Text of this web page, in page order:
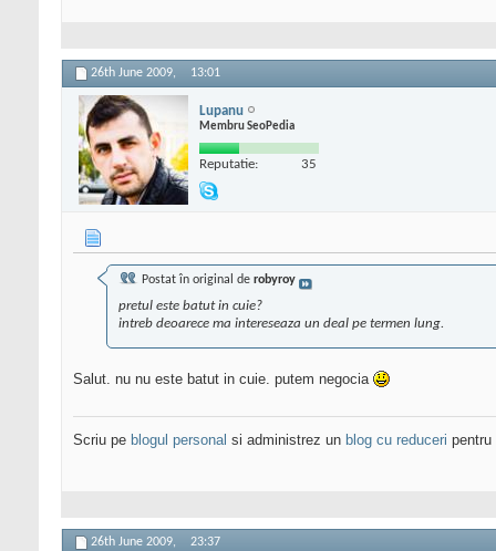
26th June 2009, 13:01
Lupanu
Membru SeoPedia
Reputatie: 35
Postat în original de robyroy
pretul este batut in cuie?
intreb deoarece ma intereseaza un deal pe termen lung.
Salut. nu nu este batut in cuie. putem negocia
Scriu pe blogul personal si administrez un blog cu reduceri pentru
26th June 2009, 23:37